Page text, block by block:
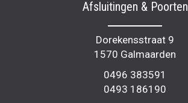
Afsluitingen & Poorten
Dorekensstraat 9
1570 Galmaarden
0496 383591
0493 186190